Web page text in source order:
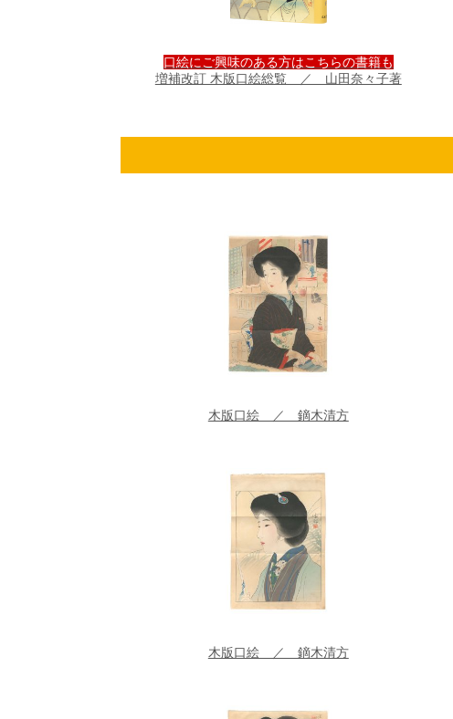
口絵にご興味のある方はこちらの書籍も
増補改訂 木版口絵総覧 ／ 山田奈々子著
木版口絵 ／ 鏑木清方
木版口絵 ／ 鏑木清方